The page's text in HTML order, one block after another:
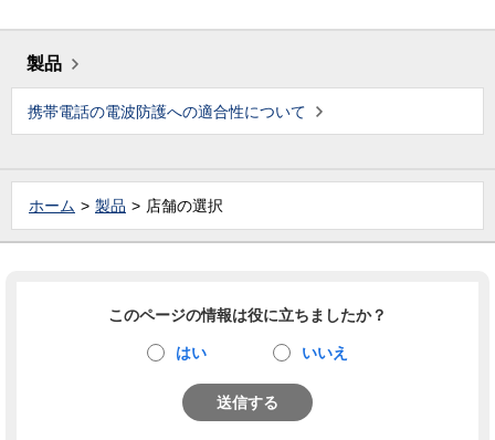
製品
携帯電話の電波防護への適合性について
ホーム 製品 店舗の選択
このページの情報は役に立ちましたか？
はい いいえ
送信する